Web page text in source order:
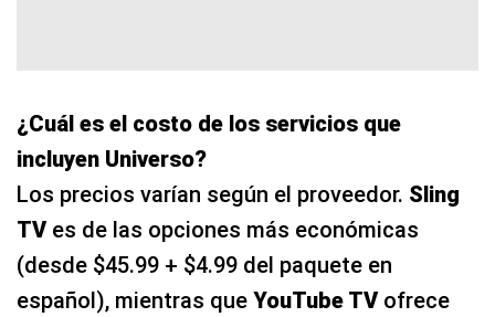
¿Cuál es el costo de los servicios que
incluyen Universo?
Los precios varían según el proveedor. Sling
TVes de las opciones más económicas
(desde $45.99 + $4.99 del paquete en
español), mientras que YouTube TVofrece